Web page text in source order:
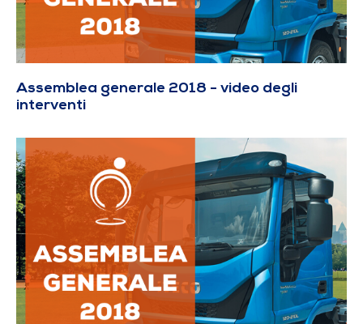
Assemblea generale 2018 - video degli
interventi